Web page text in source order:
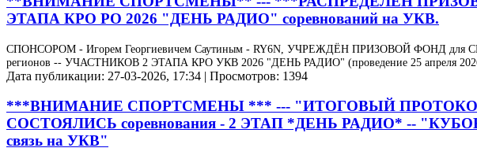
ЭТАПА КРО РО 2026 "ДЕНЬ РАДИО" соревнований на УКВ.
СПОНСОРОМ - Игорем Георгиевичем Саутиным - RY6N, УЧРЕЖДЁН ПРИЗОВОЙ ФОНД для
регионов -- УЧАСТНИКОВ 2 ЭТАПА КРО УКВ 2026 "ДЕНЬ РАДИО" (проведение 25 апреля 2026
Дата публикации: 27-03-2026, 17:34 | Просмотров: 1394
***ВНИМАНИЕ СПОРТСМЕНЫ *** --- "ИТОГОВЫЙ ПРОТОКОЛ"
СОСТОЯЛИСЬ соревнования - 2 ЭТАП *ДЕНЬ РАДИО* --
связь на УКВ"